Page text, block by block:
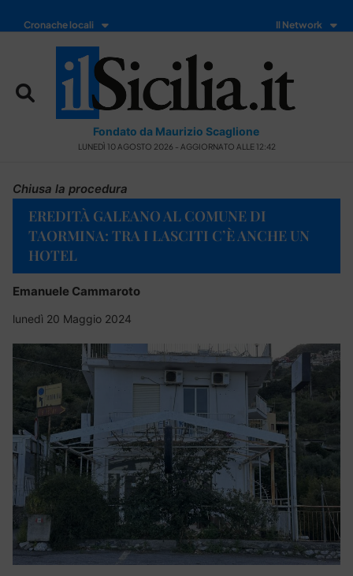
Cronache locali Il Network
Fondato da Maurizio Scaglione
LUNEDÌ 10 AGOSTO 2026 - AGGIORNATO ALLE 12:42
Chiusa la procedura
EREDITÀ GALEANO AL COMUNE DI
TAORMINA: TRA I LASCITI C’È ANCHE UN
HOTEL
Emanuele Cammaroto
lunedì 20 Maggio 2024